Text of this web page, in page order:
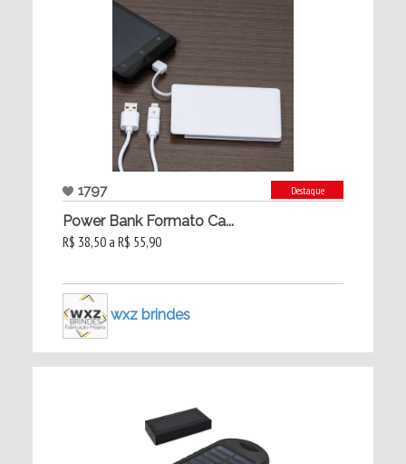
1797 Destaque
Power Bank Formato Ca...
R$ 38,50 a R$ 55,90
wxz brindes